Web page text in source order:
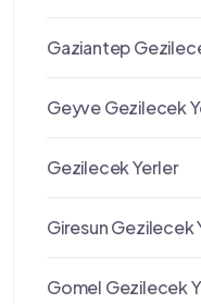
Gaziantep
Geyve Gezilecek
Gezilecek Yerler
Giresun Gezilecek
Gomel Gezilecek